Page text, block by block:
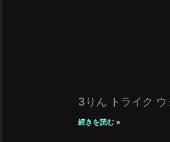
3りん トライク ウ
続きを読む »